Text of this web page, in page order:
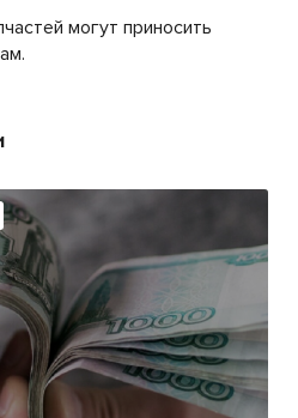
могут приносить